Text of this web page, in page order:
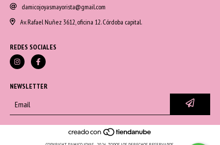
damicojoyasmayorista@gmail.com
Av. Rafael Nuñez 3612, oficina 12. Córdoba capital.
REDES SOCIALES
NEWSLETTER